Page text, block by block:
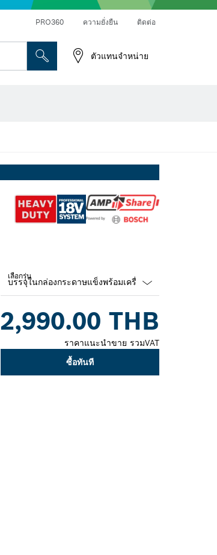
PRO360 ความยั่งยืน ติดต่อ
ตัวแทนจำหน่าย
เลือกรุ่น
closed
2,990.00 THB
ราคาแนะนำขาย รวมVAT
ซื้อทันที